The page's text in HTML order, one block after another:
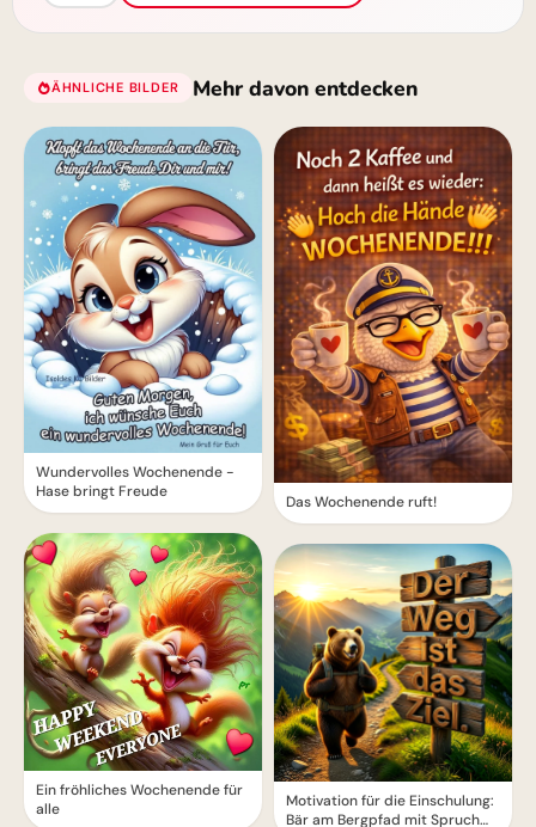
ÄHNLICHE BILDER Mehr davon entdecken
Wundervolles Wochenende -
Hase bringt Freude
Ein fröhliches Wochenende für
alle
Das Wochenende ruft!
Motivation für die Einschulung:
Bär am Bergpfad mit Spruch